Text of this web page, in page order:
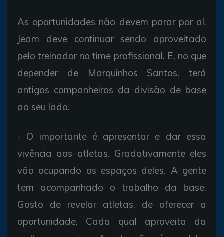
As oportunidades não devem parar por aí.
Jeam deve continuar sendo aproveitado
pelo treinador no time profissional. E, no que
depender de Marquinhos Santos, terá
antigos companheiros da divisão de base
ao seu lado.
- O importante é apresentar e dar essa
vivência aos atletas. Gradativamente eles
vão ocupando os espaços deles. A gente
tem acompanhado o trabalho da base.
Gosto de revelar atletas, de oferecer a
oportunidade. Cada qual aproveita da